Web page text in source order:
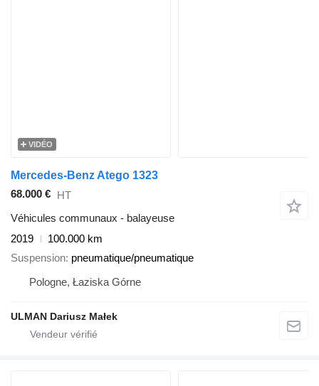
VIDÉO
Mercedes-Benz Atego 1323
68.000 € HT
Véhicules communaux - balayeuse
2019
100.000 km
Suspension pneumatique/pneumatique
Pologne, Łaziska Górne
ULMAN Dariusz Małek